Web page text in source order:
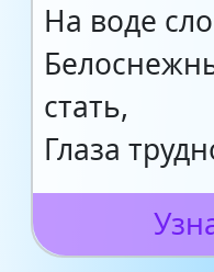
На воде
стать,
Глаза